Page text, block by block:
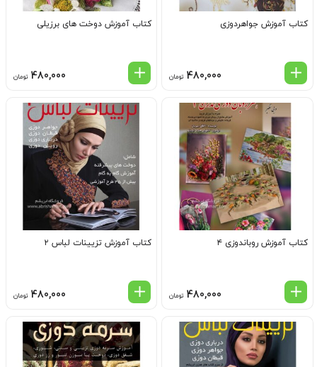
کتاب آموزش جواهردوزی
480,000 تومان
کتاب آموزش دوخت های برزیلی
480,000 تومان
کتاب آموزش روباندوزی ۴
480,000 تومان
کتاب آموزش تزیینات لباس ۲
480,000 تومان